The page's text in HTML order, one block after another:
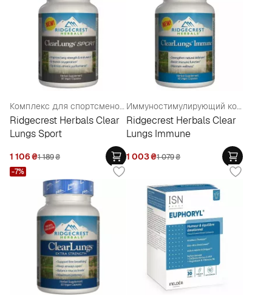
Комплекс для спортсменов для поддержки легких
Ridgecrest Herbals Clear
Lungs Sport
1 106₴1 189₴
Иммуностимулирующий комплекс для поддержки легких
Ridgecrest Herbals Clear
Lungs Immune
1 003₴1 079₴
-7%